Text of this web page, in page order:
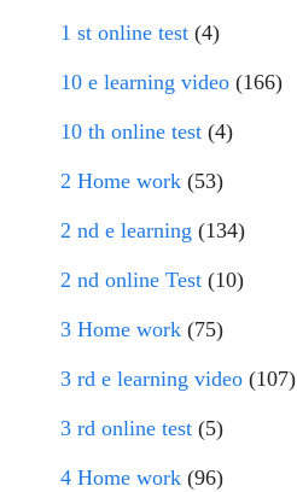
1 st online test (4)
10 e learning video (166)
10 th online test (4)
2 Home work (53)
2 nd e learning (134)
2 nd online Test (10)
3 Home work (75)
3 rd e learning video (107)
3 rd online test (5)
4 Home work (96)